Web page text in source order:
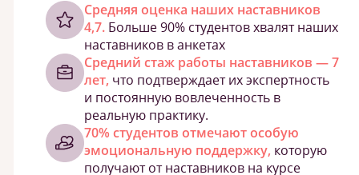
Cредняя оценка наших наставников
4,7. Больше 90% студентов хвалят наших
наставников в анкетах
Средний стаж работы наставников — 7
лет, что подтверждает их экспертность
и постоянную вовлеченность в
реальную практику.
70% студентов отмечают особую
эмоциональную поддержку, которую
получают от наставников на курсе